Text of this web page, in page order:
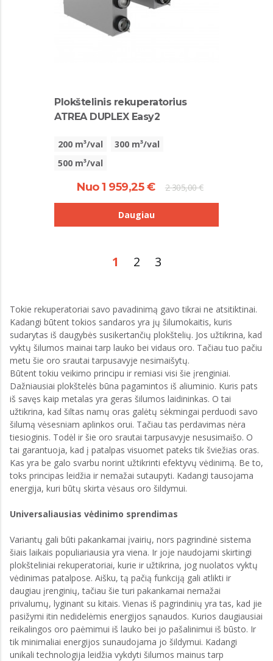
Plokštelinis rekuperatorius
ATREA DUPLEX Easy2
200 m³/val
300 m³/val
500 m³/val
Nuo 1 959,25 € 2 305,00 €
Daugiau
1 2 3
Tokie rekuperatoriai savo pavadinimą gavo tikrai ne atsitiktinai.
Kadangi būtent tokios sandaros yra jų šilumokaitis, kuris
sudarytas iš daugybės susikertančių plokštelių. Jos užtikrina, kad
vyktų šilumos mainai tarp lauko bei vidaus oro. Tačiau tuo pačiu
metu šie oro srautai tarpusavyje nesimaišytų.
Būtent tokiu veikimo principu ir remiasi visi šie įrenginiai.
Dažniausiai plokštelės būna pagamintos iš aliuminio. Kuris pats
iš savęs kaip metalas yra geras šilumos laidininkas. O tai
užtikrina, kad šiltas namų oras galėtų sėkmingai perduodi savo
šilumą vėsesniam aplinkos orui. Tačiau tas perdavimas nėra
tiesioginis. Todėl ir šie oro srautai tarpusavyje nesusimaišo. O
tai garantuoja, kad į patalpas visuomet pateks tik šviežias oras.
Kas yra be galo svarbu norint užtikrinti efektyvų vėdinimą. Be to,
toks principas leidžia ir nemažai sutaupyti. Kadangi tausojama
energija, kuri būtų skirta vėsaus oro šildymui.
Universaliausias vėdinimo sprendimas
Variantų gali būti pakankamai įvairių, nors pagrindinė sistema
šiais laikais populiariausia yra viena. Ir joje naudojami skirtingi
plokšteliniai rekuperatoriai, kurie ir užtikrina, jog nuolatos vyktų
vėdinimas patalpose. Aišku, tą pačią funkciją gali atlikti ir
daugiau įrenginių, tačiau šie turi pakankamai nemažai
privalumų, lyginant su kitais. Vienas iš pagrindinių yra tas, kad jie
pasižymi itin nedidelėmis energijos sąnaudos. Kurios daugiausiai
reikalingos oro paėmimui iš lauko bei jo pašalinimui iš būsto. Ir
tik minimaliai energijos sunaudojama jo šildymui. Kadangi
unikali technologija leidžia vykdyti šilumos mainus tarp